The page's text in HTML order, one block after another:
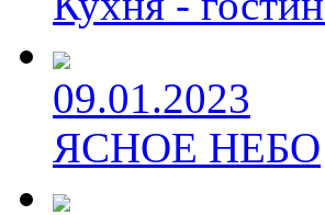
09.01.2023
ЯСНОЕ НЕБО